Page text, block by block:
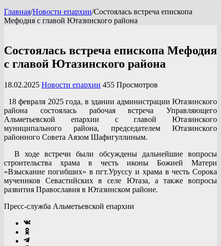
Главная/Новости епархии/Состоялась встреча епископа
Мефодия с главой Ютазинского района
Состоялась встреча епископа Мефодия
с главой Ютазинского района
18.02.2025 Новости епархии 455 Просмотров
18 февраля 2025 года, в здании администрации Ютазинского
района состоялась рабочая встреча Управляющего
Альметьевской епархии с главой Ютазинского
муниципального района, председателем Ютазинского
районного Совета Аязом Шафигуллиным.
В ходе встречи были обсуждены дальнейшие вопросы
строительства храма в честь иконы Божией Матери
«Взыскание погибших» в пгт.Уруссу и храма в честь Сорока
мучеников Севастийских в селе Ютаза, а также вопросы
развития Православия в Ютазинском районе.
Пресс-служба Альметьевской епархии